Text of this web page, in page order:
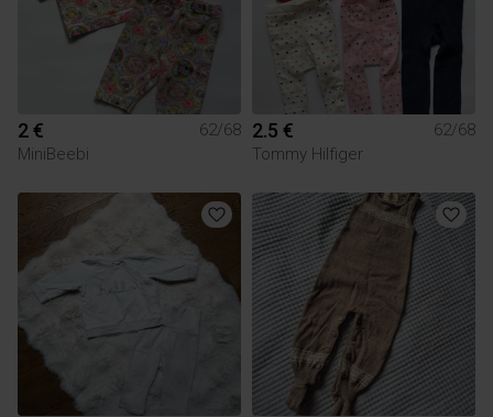
2 €
62/68
MiniBeebi
2.5 €
62/68
Tommy Hilfiger